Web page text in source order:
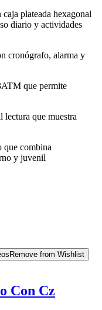
plateada hexagonal
diario y actividades
cronógrafo, alarma y
que permite
que muestra
combina
y juvenil
Remove from Wishlist
Con Cz